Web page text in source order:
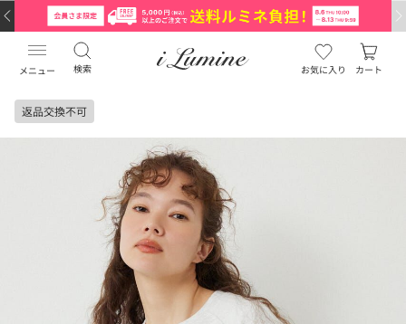
メニュー 検索 お気に入り カート
返品交換不可